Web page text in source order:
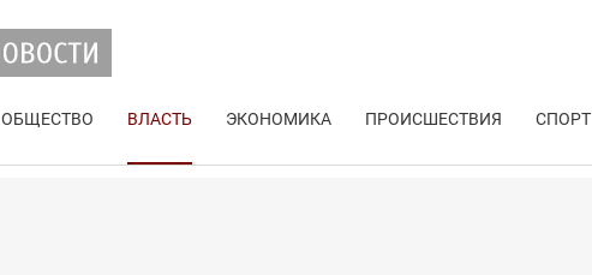
ОБЩЕСТВО ВЛАСТЬ ЭКОНОМИКА ПРОИСШЕСТВИЯ СПОРТ